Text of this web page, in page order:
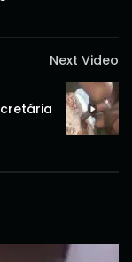
Next Video